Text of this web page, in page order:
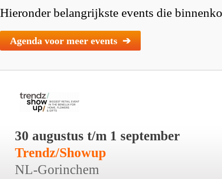
Hieronder belangrijkste events die
Agenda voor meer events ➔
30 augustus t/m 1 september
Trendz/Showup
NL-Gorinchem